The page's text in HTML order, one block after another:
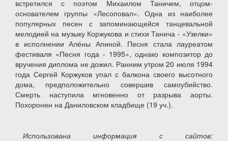
встретился с поэтом Михаилом Таничем, отцом-
основателем группы «Лесоповал». Одна из наиболее
популярных песен с запоминающейся танцевальной
мелодией на музыку Коржукова и стихи Танича - «Узелки»
в исполнении Алёны Апиной. Песня стала лауреатом
фестиваля «Песня года - 1995», однако композитор до
вручения диплома не дожил. Ранним утром 20 июля 1994
года Сергей Коржуков упал с балкона своего высотного
дома, предположительно совершив самоубийство.
Смерть наступила мгновенно от разрыва аорты.
Похоронен на Даниловском кладбище (19 уч.).
Использована информация с сайтов: